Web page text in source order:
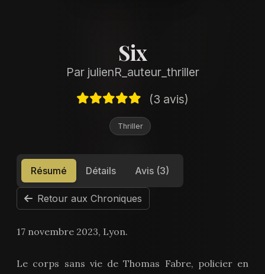
Six
Par julienR_auteur_thriller
(3 avis)
Thriller
Résumé Détails Avis (3)
Retour aux Chroniques
17 novembre 2023, Lyon.
Le corps sans vie de Thomas Fabre, policier en